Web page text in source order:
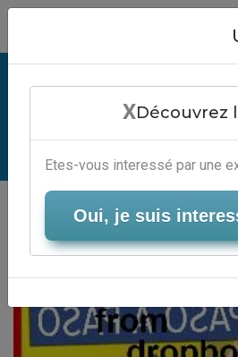
Emailing Files
Logiciel
Serveur-
XDécouvrez
Etes-vous interessé par une
Oui, je suis